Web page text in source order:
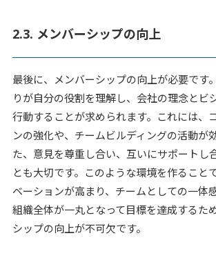
2.3. メンバーシップの向上
最後に、メンバーシップの向上が必要です
りが自分の役割を理解し、会社の理念とビ
行動することが求められます。これには、
ンの強化や、チームビルディングの活動が
た、意見を尊重し合い、互いにサポートし
とも大切です。このような環境を作ること
ベーションが高まり、チームとしての一体
組織全体が一丸となって目標を達成するた
シップの向上が不可欠です。